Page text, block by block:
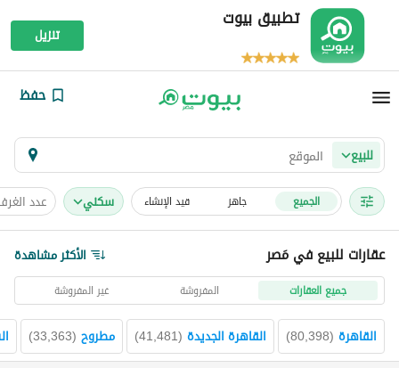
تطبيق بيوت
تنزيل
حفظ
للبيع
الجميع جاهز قيد الإنشاء سكني عدد
عقارات للبيع في مَصر الأكثر مشاهدة
جميع العقارات المفروشة غير المفروشة
القاهرة (
80,398
) القاهرة الجديدة (
41,481
) مطروح (
33,363
)